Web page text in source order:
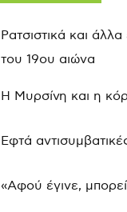
Ρατσιστικά και
του 19ου αιώνα
Η Μυρσίνη και η
Εφτά
«Αφού έγινε,